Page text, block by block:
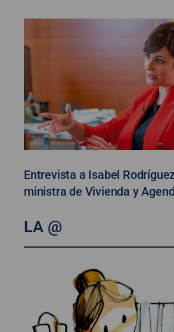
Entrevista a Isabel
ministra de Vivienda y
LA @